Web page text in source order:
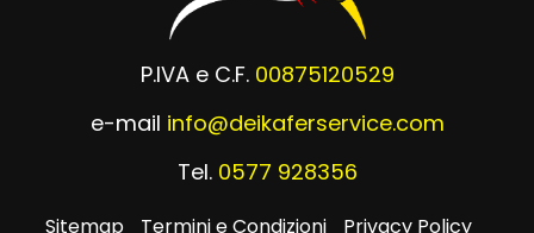
P.IVA e C.F. 00875120529
e-mail info@deikaferservice.com
Tel. 0577 928356
Sitemap Termini e Condizioni Privacy Policy